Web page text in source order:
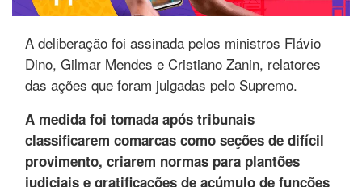
A deliberação foi assinada pelos ministros Flávio
Dino, Gilmar Mendes e Cristiano Zanin, relatores
das ações que foram julgadas pelo Supremo.
A medida foi tomada após tribunais
classificarem comarcas como seções de difícil
provimento, criarem normas para plantões
judiciais e gratificações de acúmulo de funções